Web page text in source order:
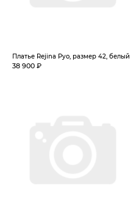
Платье Rejina Pyo, размер 42, белый
38 900 ₽